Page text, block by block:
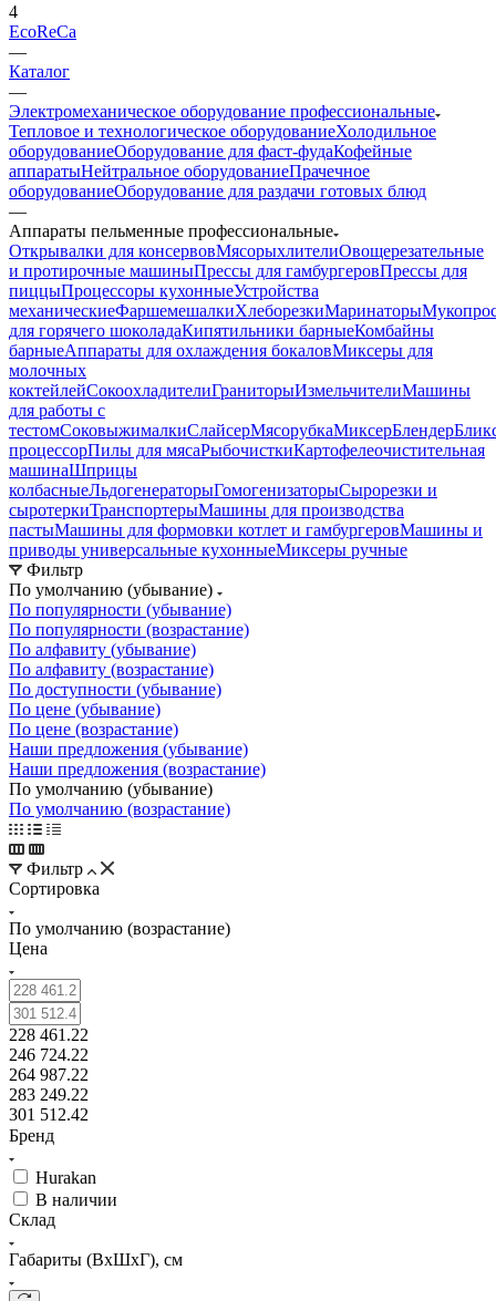
4
EcoReCa
—
Каталог
—
Электромеханическое оборудование профессиональные
Тепловое и технологическое оборудованиеХолодильное
оборудованиеОборудование для фаст-фудаКофейные
аппаратыНейтральное оборудованиеПрачечное
оборудованиеОборудование для раздачи готовых блюд
—
Аппараты пельменные профессиональные
Открывалки для консервовМясорыхлителиОвощерезательные
и протирочные машиныПрессы для гамбургеровПрессы для
пиццыПроцессоры кухонныеУстройства
механическиеФаршемешалкиХлеборезкиМаринаторы
для горячего шоколадаКипятильники барныеКомбайны
барныеАппараты для охлаждения бокаловМиксеры для
молочных
коктейлейСокоохладителиГраниторыИзмельчителиМашины
для работы с
тестомСоковыжималкиСлайсерМясорубкаМиксерБлендер
процессорПилы для мясаРыбочисткиКартофелеочистительная
машинаШприцы
колбасныеЛьдогенераторыГомогенизаторыСырорезки и
сыротеркиТранспортерыМашины для производства
пастыМашины для формовки котлет и гамбургеровМашины и
приводы универсальные кухонныеМиксеры ручные
Фильтр
По умолчанию (убывание)
По популярности (убывание)
По популярности (возрастание)
По алфавиту (убывание)
По алфавиту (возрастание)
По доступности (убывание)
По цене (убывание)
По цене (возрастание)
Наши предложения (убывание)
Наши предложения (возрастание)
По умолчанию (убывание)
По умолчанию (возрастание)
Фильтр
Сортировка
По умолчанию (возрастание)
Цена
228 461.22
246 724.22
264 987.22
283 249.22
301 512.42
Бренд
Hurakan
В наличии
Склад
Габариты (ВхШхГ), см